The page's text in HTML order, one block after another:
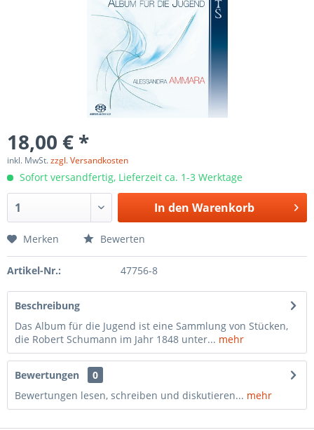
18,00 € *
inkl. MwSt.zzgl. Versandkosten
Sofort versandfertig, Lieferzeit ca. 1-3 Werktage
In den Warenkorb
Merken Bewerten
Artikel-Nr.: 47756-8
Beschreibung
Das Album für die Jugend ist eine Sammlung von Stücken,
die Robert Schumann im Jahr 1848 unter... mehr
Bewertungen
0
Bewertungen lesen, schreiben und diskutieren... mehr